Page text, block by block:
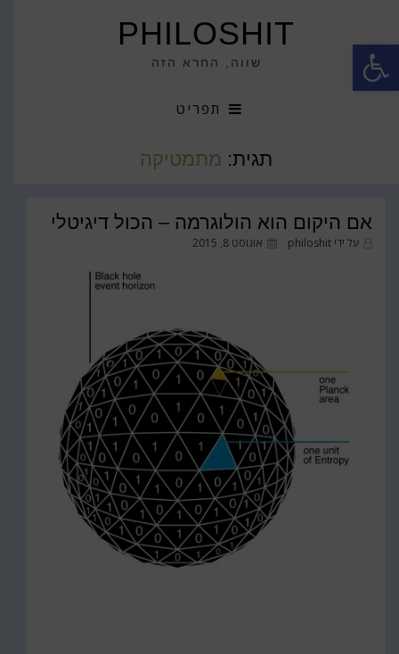
פתח סרגל נגישות PHILOSHIT
שווה, החרא הזה
תפריט
תגית: מתמטיקה
אם היקום הוא הולוגרמה – הכול דיגיטלי
על ידי philoshit
פורסםאוגוסט 8, 2015